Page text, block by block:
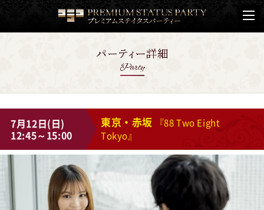
7月12日(日)
12:45～15:00
東京・赤坂
『88 Two Eight
Tokyo』